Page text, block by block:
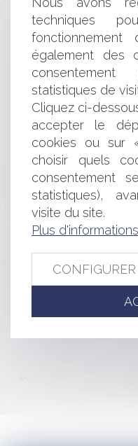
REVENDICATION
DONATIONS
LE MATCH DE LA
PROCÉDURE
L’EFFET DÉVOLUTIF
2017
LES LIMITES À LA
REPRÉSENTANTS
CONFIRMATION
POUR FIXER LES
LE DÉCRET
RÉFORMANT LA
PRINCIPAUX
LA RUPTURE
FONCTION PUBLIQUE :
L’INOPPOSABILITÉ
D’UN CONTRAT QU’IL
GÉRANT
APRÈS LE
CONSTITUANT UN
DOMANIALITÉ
techniques
également des
statistiques de
Cliquez ci-
accepter le
cookies ou sur
choisir quels
consentement
statistiques),
visite du site.
Plus d'informations
CONFIGURER